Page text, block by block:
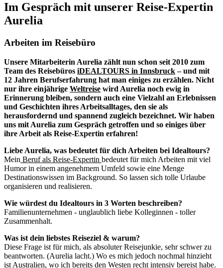
Im Gespräch mit unserer Reise-Expertin
Aurelia
Arbeiten im Reisebüro
Unsere Mitarbeiterin Aurelia zählt nun schon seit 2010 zum
Team des Reisebüros iDEALTOURS in Innsbruck– und mit
12 Jahren Berufserfahrung hat man einiges zu erzählen. Nicht
nur ihre einjährige Weltreise wird Aurelia noch ewig in
Erinnerung bleiben, sondern auch eine Vielzahl an Erlebnissen
und Geschichten ihres Arbeitsalltages, den sie als
herausfordernd und spannend zugleich bezeichnet. Wir haben
uns mit Aurelia zum Gespräch getroffen und so einiges über
ihre Arbeit als Reise-Expertin erfahren!
Liebe Aurelia, was bedeutet für dich Arbeiten bei Idealtours?
Mein Beruf als Reise-Expertin bedeutet für mich Arbeiten mit viel
Humor in einem angenehmem Umfeld sowie eine Menge
Destinationswissen im Background. So lassen sich tolle Urlaube
organisieren und realisieren.
Wie würdest du Idealtours in 3 Worten beschreiben?
Familienunternehmen - unglaublich liebe Kolleginnen - toller
Zusammenhalt.
Was ist dein liebstes Reiseziel & warum?
Diese Frage ist für mich, als absoluter Reisejunkie, sehr schwer zu
beantworten. (Aurelia lacht.) Wo es mich jedoch nochmal hinzieht
ist Australien, wo ich bereits den Westen recht intensiv bereist habe.